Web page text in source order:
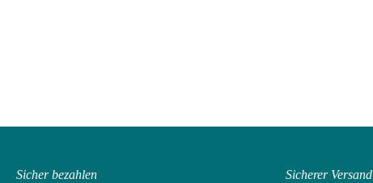
Sicher bezahlen Sicherer Versand